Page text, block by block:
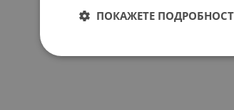
ПОКАЖЕТЕ